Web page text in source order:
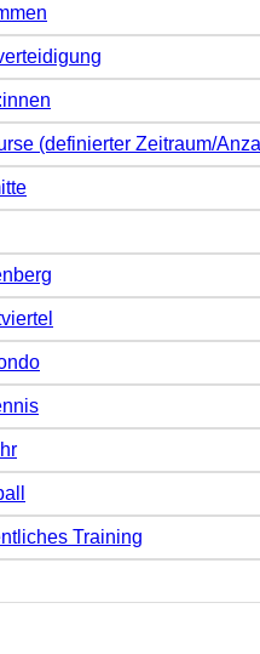
(definierter Zeitraum/
Training